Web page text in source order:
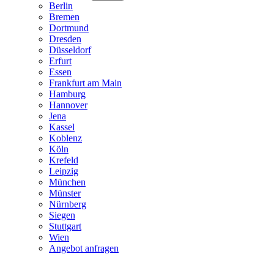
Berlin
Bremen
Dortmund
Dresden
Düsseldorf
Erfurt
Essen
Frankfurt am Main
Hamburg
Hannover
Jena
Kassel
Koblenz
Köln
Krefeld
Leipzig
München
Münster
Nürnberg
Siegen
Stuttgart
Wien
Angebot anfragen